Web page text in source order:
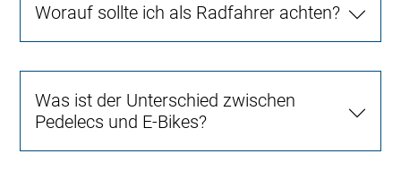
Worauf sollte ich als Radfahrer achten?
Was ist der Unterschied zwischen
Pedelecs und E-Bikes?